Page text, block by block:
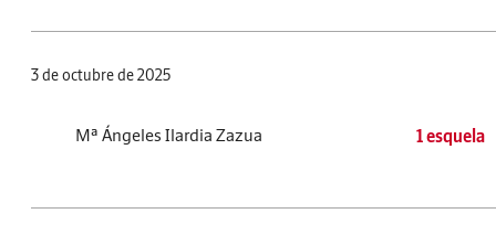
3 de octubre de 2025
Mª Ángeles Ilardia Zazua 1 esquela